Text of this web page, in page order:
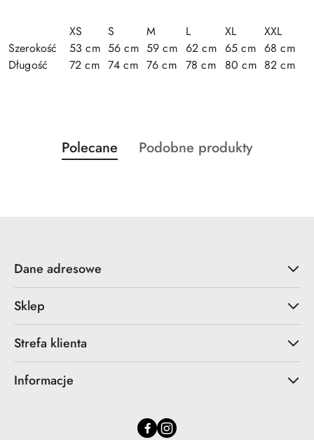
XS S M L XL
XXL
Szerokość
53 cm 56 cm 59 cm 62 cm 65 cm 68 cm
Długość
72 cm 74 cm 76 cm 78 cm 80 cm 82 cm
Pomiń karuzelę produktów
Produkty
o
Polecane
Produkty
Podobne produkty
Dane adresowe
Sklep
Strefa klienta
Informacje